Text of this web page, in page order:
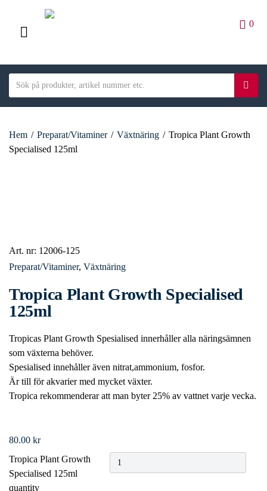
M
E
N
U
a
e
g
e
e
a
c
h
S
0
Hem / Preparat/Vitaminer / Växtnäring / Tropica Plant Growth
Specialised 125ml
Art. nr: 12006-125
Preparat/Vitaminer, Växtnäring
Tropica Plant Growth Specialised
125ml
Tropicas Plant Growth Spesialised innerhåller alla näringsämnen
som växterna behöver.
Spesialised innehåller även nitrat,ammonium, fosfor.
Är till för akvarier med mycket växter.
Tropica rekommenderar att man byter 25% av vattnet varje vecka.
80.00 kr
Tropica Plant Growth
Specialised 125ml
quantity